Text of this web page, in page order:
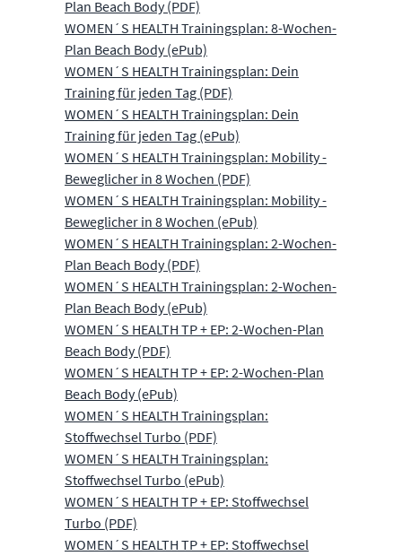
Plan Beach Body (PDF)
WOMEN´S HEALTH Trainingsplan: 8-Wochen-
Plan Beach Body (ePub)
WOMEN´S HEALTH Trainingsplan: Dein
Training für jeden Tag (PDF)
WOMEN´S HEALTH Trainingsplan: Dein
Training für jeden Tag (ePub)
WOMEN´S HEALTH Trainingsplan: Mobility -
Beweglicher in 8 Wochen (PDF)
WOMEN´S HEALTH Trainingsplan: Mobility -
Beweglicher in 8 Wochen (ePub)
WOMEN´S HEALTH Trainingsplan: 2-Wochen-
Plan Beach Body (PDF)
WOMEN´S HEALTH Trainingsplan: 2-Wochen-
Plan Beach Body (ePub)
WOMEN´S HEALTH TP + EP: 2-Wochen-Plan
Beach Body (PDF)
WOMEN´S HEALTH TP + EP: 2-Wochen-Plan
Beach Body (ePub)
WOMEN´S HEALTH Trainingsplan:
Stoffwechsel Turbo (PDF)
WOMEN´S HEALTH Trainingsplan:
Stoffwechsel Turbo (ePub)
WOMEN´S HEALTH TP + EP: Stoffwechsel
Turbo (PDF)
WOMEN´S HEALTH TP + EP: Stoffwechsel